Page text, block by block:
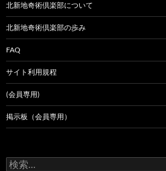
北新地奇術倶楽部について
北新地奇術倶楽部の歩み
FAQ
サイト利用規程
(会員専用)
掲示板（会員専用）
検